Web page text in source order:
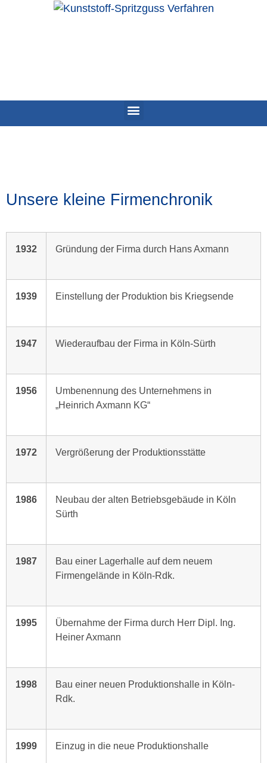
Unsere kleine Firmenchronik
1932 Gründung der Firma durch Hans Axmann
1939 Einstellung der Produktion bis Kriegsende
1947 Wiederaufbau der Firma in Köln-Sürth
1956
Umbenennung des Unternehmens in
„Heinrich Axmann KG“
1972 Vergrößerung der Produktionsstätte
1986
Neubau der alten Betriebsgebäude in Köln
Sürth
1987
Bau einer Lagerhalle auf dem neuem
Firmengelände in Köln-Rdk.
1995
Übernahme der Firma durch Herr Dipl. Ing.
Heiner Axmann
1998
Bau einer neuen Produktionshalle in Köln-
Rdk.
1999 Einzug in die neue Produktionshalle